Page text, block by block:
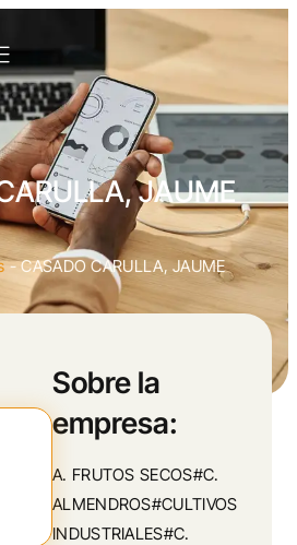
JAUME
-CASADO CARULLA, JAUME
Sobre la
empresa:
A. FRUTOS SECOS#C.
ALMENDROS#CULTIVOS
INDUSTRIALES#C.